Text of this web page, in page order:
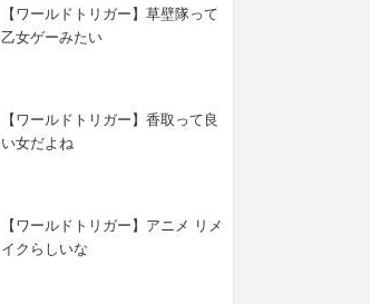
【ワールドトリガー】草壁隊って
乙女ゲーみたい
【ワールドトリガー】香取って良
い女だよね
【ワールドトリガー】アニメ リメ
イクらしいな